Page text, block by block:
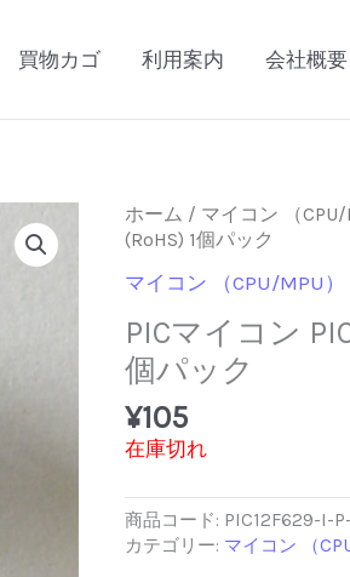
買物カゴ 利用案内 会社概要
ホーム / マイコン （CPU/
(RoHS) 1個パック
マイコン （CPU/MPU）
PICマイコン
個パック
¥105
在庫切れ
商品コード: PIC12F629-I-
カテゴリー: マイコン （